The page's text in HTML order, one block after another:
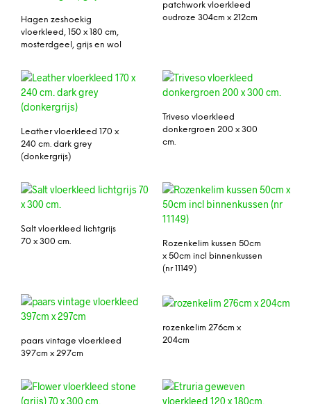
Hagen zeshoekig
vloerkleed, 150 x 180 cm,
mosterdgeel, grijs en wol
patchwork vloerkleed
oudroze 304cm x 212cm
Leather vloerkleed 170 x
240 cm. dark grey
(donkergrijs)
Triveso vloerkleed
donkergroen 200 x 300
cm.
Salt vloerkleed lichtgrijs
70 x 300 cm.
Rozenkelim kussen 50cm
x 50cm incl binnenkussen
(nr 11149)
paars vintage vloerkleed
397cm x 297cm
rozenkelim 276cm x
204cm